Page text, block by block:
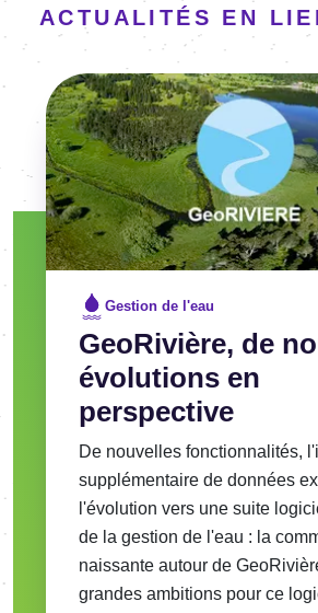
ACTUALITÉS EN
GeoRivière, de
évolutions en
perspective
Gestion de l'eau
De nouvelles fonctionnalités,
supplémentaire de données
l'évolution vers une suite
de la gestion de l'eau : la
naissante autour de
grandes ambitions pour ce
Voir l'article
Image